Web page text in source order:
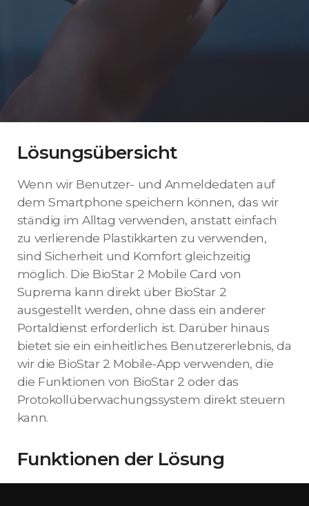
Lösungsübersicht
Wenn wir Benutzer- und Anmeldedaten auf
dem Smartphone speichern können, das wir
ständig im Alltag verwenden, anstatt einfach
zu verlierende Plastikkarten zu verwenden,
sind Sicherheit und Komfort gleichzeitig
möglich. Die BioStar 2 Mobile Card von
Suprema kann direkt über BioStar 2
ausgestellt werden, ohne dass ein anderer
Portaldienst erforderlich ist. Darüber hinaus
bietet sie ein einheitliches Benutzererlebnis, da
wir die BioStar 2 Mobile-App verwenden, die
die Funktionen von BioStar 2 oder das
Protokollüberwachungssystem direkt steuern
kann.
Funktionen der Lösung